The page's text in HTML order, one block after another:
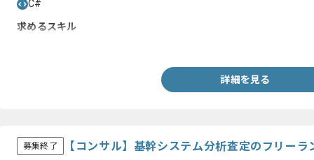
C#
求めるスキル
詳細を見る
募集終了 【コンサル】基幹システム分析査定のフリー